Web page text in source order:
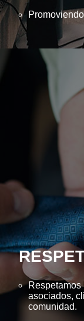
Respetamos
asociados,
comunidad.